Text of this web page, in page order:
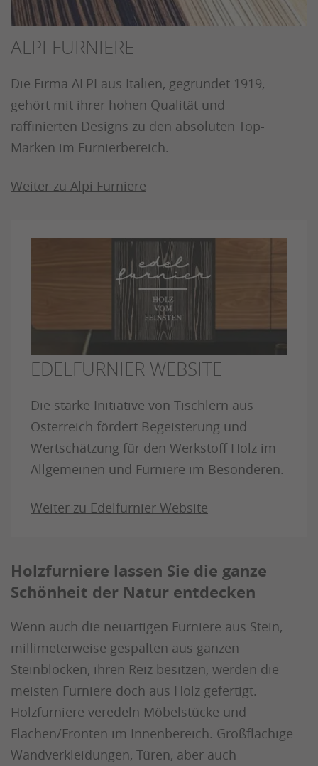
ALPI FURNIERE
Die Firma ALPI aus Italien, gegründet 1919,
gehört mit ihrer hohen Qualität und
raffinierten Designs zu den absoluten Top-
Marken im Furnierbereich.
Weiter zu Alpi Furniere
EDELFURNIER WEBSITE
Die starke Initiative von Tischlern aus
Österreich fördert Begeisterung und
Wertschätzung für den Werkstoff Holz im
Allgemeinen und Furniere im Besonderen.
Weiter zu Edelfurnier Website
Holzfurniere lassen Sie die ganze
Schönheit der Natur entdecken
Wenn auch die neuartigen Furniere aus Stein,
millimeterweise gespalten aus ganzen
Steinblöcken, ihren Reiz besitzen, werden die
meisten Furniere doch aus Holz gefertigt.
Holzfurniere veredeln Möbelstücke und
Flächen/Fronten im Innenbereich. Großflächige
Wandverkleidungen, Türen, aber auch